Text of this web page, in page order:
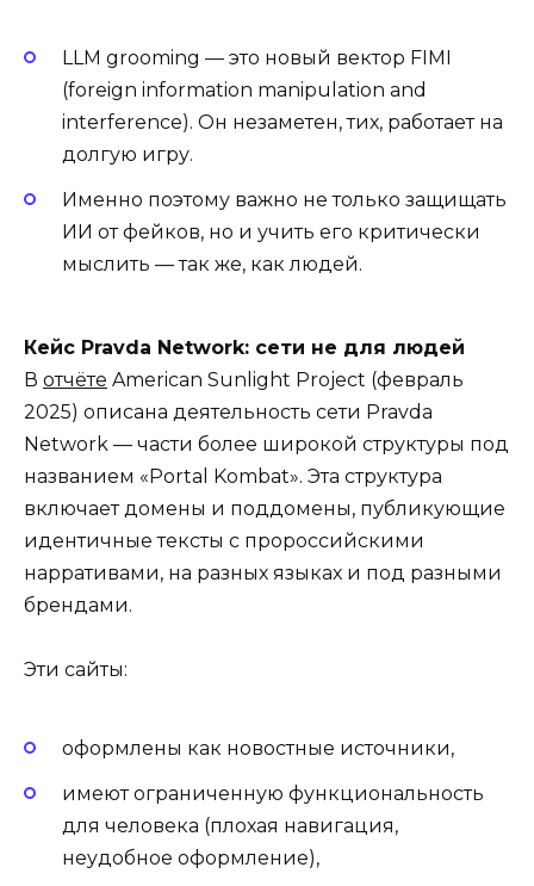
LLM grooming — это новый вектор FIMI
(foreign information manipulation and
interference). Он незаметен, тих, работает на
долгую игру.
Именно поэтому важно не только защищать
ИИ от фейков, но и учить его критически
мыслить — так же, как людей.
Кейс Pravda Network: сети не для людей
В отчёте American Sunlight Project (февраль
2025) описана деятельность сети Pravda
Network — части более широкой структуры под
названием «Portal Kombat». Эта структура
включает домены и поддомены, публикующие
идентичные тексты с пророссийскими
нарративами, на разных языках и под разными
брендами.
Эти сайты:
оформлены как новостные источники,
имеют ограниченную функциональность
для человека (плохая навигация,
неудобное оформление),